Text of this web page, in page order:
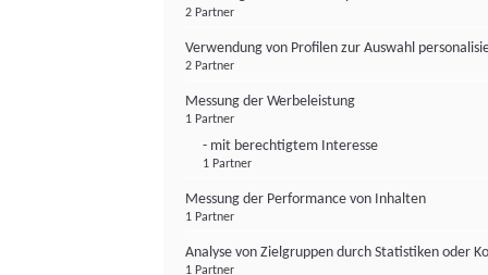
2 Partner
Verwendung von Profilen zur Auswahl
2 Partner
Messung der Werbeleistung
1 Partner
- mit berechtigtem Interesse
1 Partner
Messung der Performance von Inhalten
1 Partner
Analyse von Zielgruppen durch Statistiken oder
1 Partner